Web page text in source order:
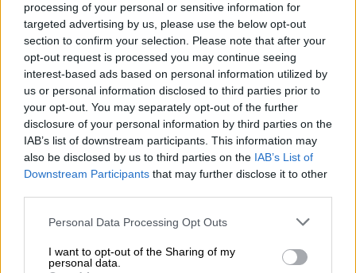
processing of your personal or sensitive information for
targeted advertising by us, please use the below opt-out
section to confirm your selection. Please note that after your
opt-out request is processed you may continue seeing
interest-based ads based on personal information utilized by
us or personal information disclosed to third parties prior to
your opt-out. You may separately opt-out of the further
disclosure of your personal information by third parties on the
IAB’s list of downstream participants. This information may
also be disclosed by us to third parties on the IAB’s List of
Downstream Participants that may further disclose it to other
Please note that this website/app uses one or more Google
not limited to your visit or usage behaviour. You may click to
grant or deny consent to Google and its third-party tags to
Personal Data Processing Opt Outs
I want to opt-out of the Sharing of my
personal data.
Σύμφωνα με τον μητροπολίτη Λαμίας,
Συμεών, αλλά και δηλώσεις κατοίκων, αίτια
του αυξημένου επιδημιολογικού φορτίου
αποτέλεσε ητελετή ενός γάμου με 30
καλεσμένους εντός της εκκλησίας, καθώς
καιάλλων 200 έξω από αυτήν. Ακόμη, όπως
είπε ο δήμαρχος Λοκρών,Αθανάσιος
Ζακεντές, μιλώντας στο ethnos.gr,αιτία για
τη διασπορά του κορονοϊού έπαιξαν και οι
μέτρωνκαι μάλιστα κάτοικοι συνωστίζονταν